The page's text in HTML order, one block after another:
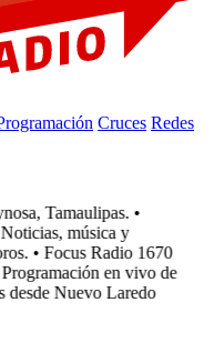
Cruces Redes
Tamaulipas. •
música y
• Focus Radio 1670
en vivo de
Nuevo Laredo